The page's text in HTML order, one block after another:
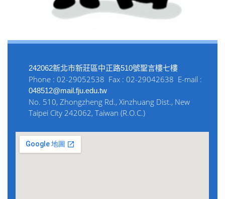
242062新北市新莊區中正路510號聖言樓七樓
Phone : 02-29052538 Fax : 02-29042638 E-mail :
048512@mail.fju.edu.tw
No. 510, Zhongzheng Rd., Xinzhuang Dist., New
Taipei City 242062, Taiwan (R.O.C.)